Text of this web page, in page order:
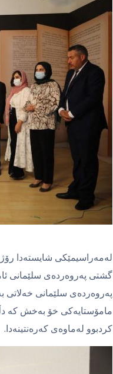
گشتی پەروەردەی سلێمانی
مامۆستایەكی خۆ بەخش كە
كردبوو لەماوەی كەرەنتینەدا.